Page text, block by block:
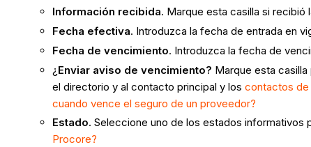
Información recibida. Marque esta casilla si
Fecha efectiva. Introduzca la fecha de entrada en
Fecha de vencimiento. Introduzca la fecha de
¿ Enviar aviso de vencimiento? Marque esta
el directorio y al contacto principal y loscontactos de
cuando vence el seguro de un proveedor?
Estado. Seleccione uno de los estados
Procore?